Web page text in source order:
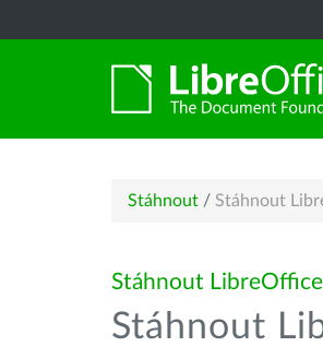
Stáhnout / Stáhnout
Stáhnout LibreOffice
Stáhnout